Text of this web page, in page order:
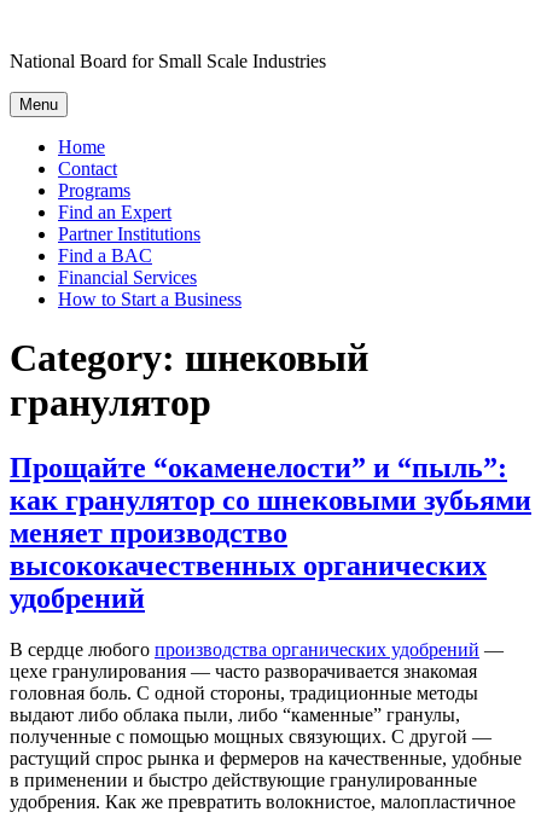
content
National Board for Small Scale Industries
Menu
Home
Contact
Programs
Find an Expert
Partner Institutions
Find a BAC
Financial Services
How to Start a Business
Category: шнековый
гранулятор
Прощайте “окаменелости” и “пыль”:
как гранулятор со шнековыми зубьями
меняет производство
высококачественных органических
удобрений
В сердце любого производства органических удобрений —
цехе гранулирования — часто разворачивается знакомая
головная боль. С одной стороны, традиционные методы
выдают либо облака пыли, либо “каменные” гранулы,
полученные с помощью мощных связующих. С другой —
растущий спрос рынка и фермеров на качественные, удобные
в применении и быстро действующие гранулированные
удобрения. Как же превратить волокнистое, малопластичное